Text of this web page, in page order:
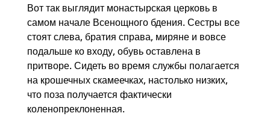
Вот так выглядит монастырская церковь в
самом начале Всенощного бдения. Сестры все
стоят слева, братия справа, миряне и вовсе
подальше ко входу, обувь оставлена в
притворе. Сидеть во время службы полагается
на крошечных скамеечках, настолько низких,
что поза получается фактически
коленопреклоненная.